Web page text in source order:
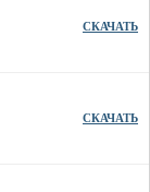
СКАЧАТЬ
СКАЧАТЬ